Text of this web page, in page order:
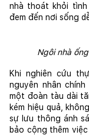
nhà thoát khỏi
đem đến nơi sống
Ngôi nhà
Khi nghiên cứu
nguyên nhân
một đoàn tàu dài
kém hiệu quả,
sự lưu thông ánh
bảo cộng thêm